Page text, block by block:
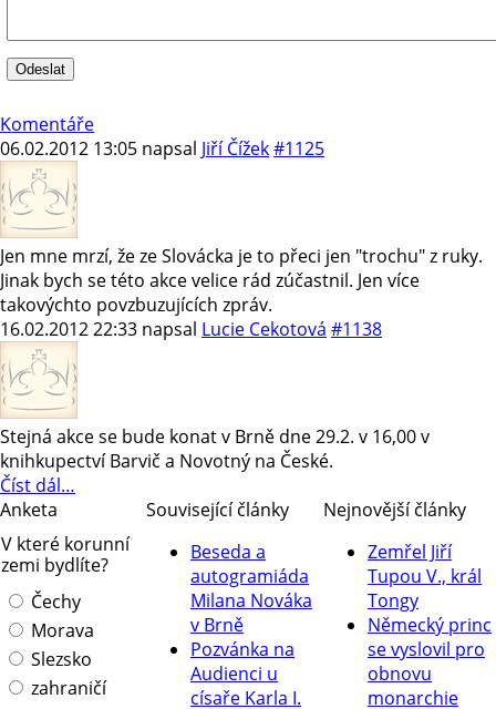
Komentáře
06.02.2012 13:05 napsal Jiří Čížek#1125
Jen mne mrzí, že ze Slovácka je to přeci jen "trochu" z ruky.
Jinak bych se této akce velice rád zúčastnil. Jen více
takovýchto povzbuzujících zpráv.
16.02.2012 22:33 napsal Lucie Cekotová #1138
Stejná akce se bude konat v Brně dne 29.2. v 16,00 v
knihkupectví Barvič a Novotný na České.
Číst dál…
Anketa
V které korunní
zemi bydlíte?
Čechy
Morava
Slezsko
zahraničí
Související články
Beseda a
autogramiáda
Milana Nováka
v Brně
Pozvánka na
Audienci u
císaře Karla I.
Nejnovější články
Zemřel Jiří
Tupou V., král
Tongy
Německý princ
se vyslovil pro
obnovu
monarchie